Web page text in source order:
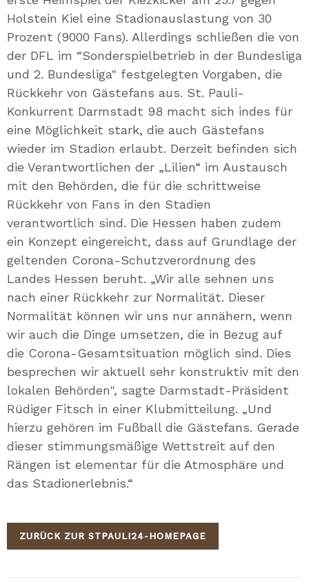
Holstein Kiel eine Stadionauslastung von 30
Prozent (9000 Fans). Allerdings schließen die von
der DFL im “Sonderspielbetrieb in der Bundesliga
und 2. Bundesliga" festgelegten Vorgaben, die
Rückkehr von Gästefans aus. St. Pauli-
Konkurrent Darmstadt 98 macht sich indes für
eine Möglichkeit stark, die auch Gästefans
wieder im Stadion erlaubt. Derzeit befinden sich
die Verantwortlichen der „Lilien“ im Austausch
mit den Behörden, die für die schrittweise
Rückkehr von Fans in den Stadien
verantwortlich sind. Die Hessen haben zudem
ein Konzept eingereicht, dass auf Grundlage der
geltenden Corona-Schutzverordnung des
Landes Hessen beruht. „Wir alle sehnen uns
nach einer Rückkehr zur Normalität. Dieser
Normalität können wir uns nur annähern, wenn
wir auch die Dinge umsetzen, die in Bezug auf
die Corona-Gesamtsituation möglich sind. Dies
besprechen wir aktuell sehr konstruktiv mit den
lokalen Behörden", sagte Darmstadt-Präsident
Rüdiger Fitsch in einer Klubmitteilung. „Und
hierzu gehören im Fußball die Gästefans. Gerade
dieser stimmungsmäßige Wettstreit auf den
Rängen ist elementar für die Atmosphäre und
das Stadionerlebnis.“
ZURÜCK ZUR STPAULI24-HOMEPAGE